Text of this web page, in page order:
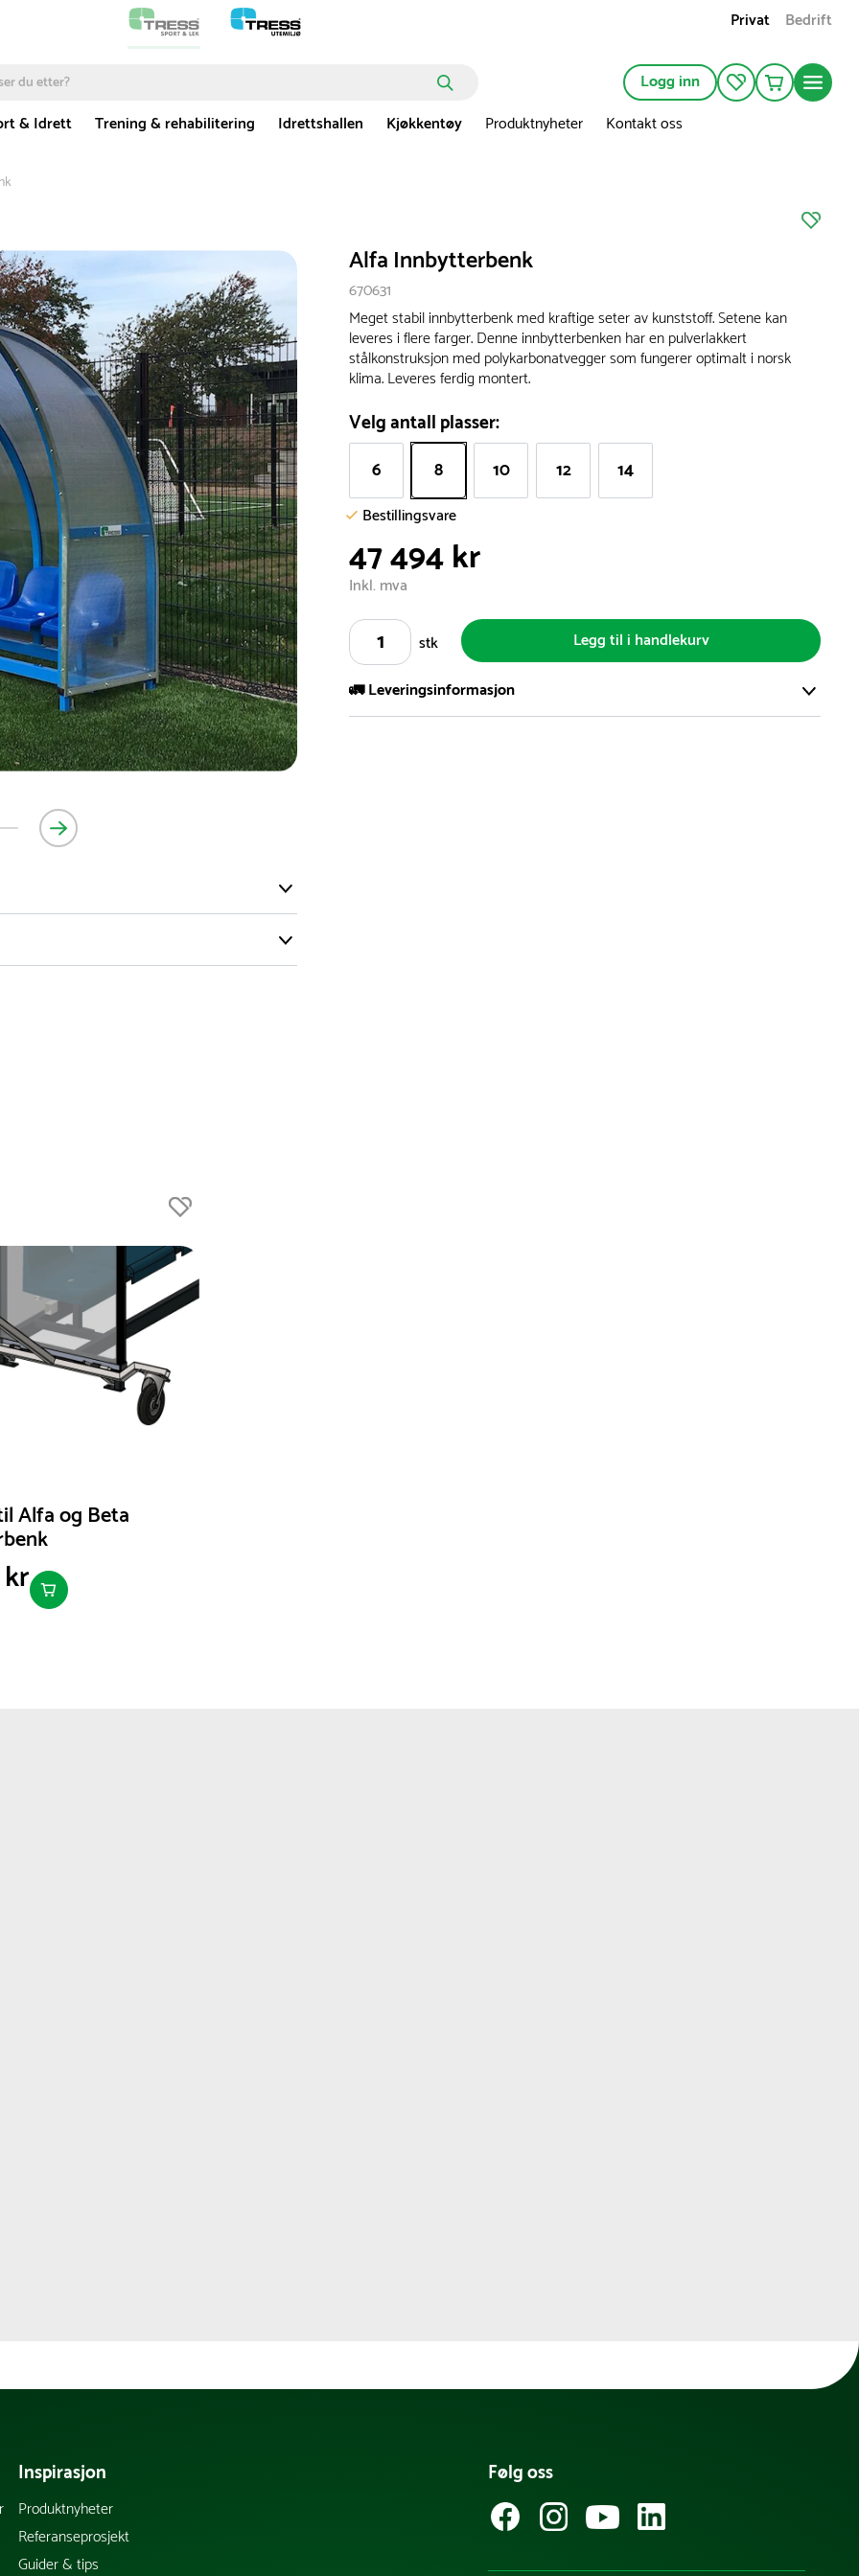
Privat Bedrift
Logg inn
& Idrett Trening & rehabilitering Idrettshallen Kjøkkentøy Produktnyheter Kontakt oss
:8 Setehøyde :45 cm
Alfa Innbytterbenk
670631
Meget stabil innbytterbenk med kraftige seter av kunststoff. Setene kan
leveres i flere farger. Denne innbytterbenken har en pulverlakkert
stålkonstruksjon med polykarbonatvegger som fungerer optimalt i norsk
klima. Leveres ferdig montert.
Velg antall plasser:
6 8 10 12 14
Bestillingsvare
47 494 kr
Inkl. mva
stk
Legg til i handlekurv
🚛 Leveringsinformasjon
Alfa og Beta
Inspirasjon
Produktnyheter
Referanseprosjekt
Guider & tips
Følg oss